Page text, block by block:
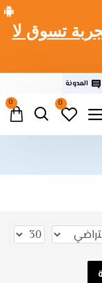
تسوق لا
المدونة
0
0